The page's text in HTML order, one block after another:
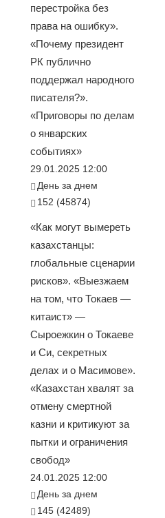
перестройка без
права на ошибку».
«Почему президент
РК публично
поддержал народного
писателя?».
«Приговоры по делам
о январских
событиях»
29.01.2025 12:00
День за днем
152 (45874)
«Как могут вымереть
казахстанцы:
глобальные сценарии
рисков». «Выезжаем
на том, что Токаев —
китаист» —
Сыроежкин о Токаеве
и Си, секретных
делах и о Масимове».
«Казахстан хвалят за
отмену смертной
казни и критикуют за
пытки и ограничения
свобод»
24.01.2025 12:00
День за днем
145 (42489)